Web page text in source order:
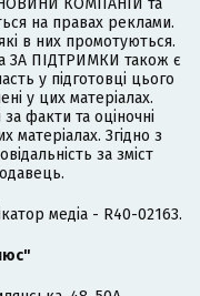
НОВИНИ КОМПАНІЙ та
на правах реклами.
в них промотуються.
ЗА ПІДТРИМКИ також є
у підготовці цього
у цих матеріалах.
факти та оціночні
Згідно з
за зміст
медіа - R40-02163.